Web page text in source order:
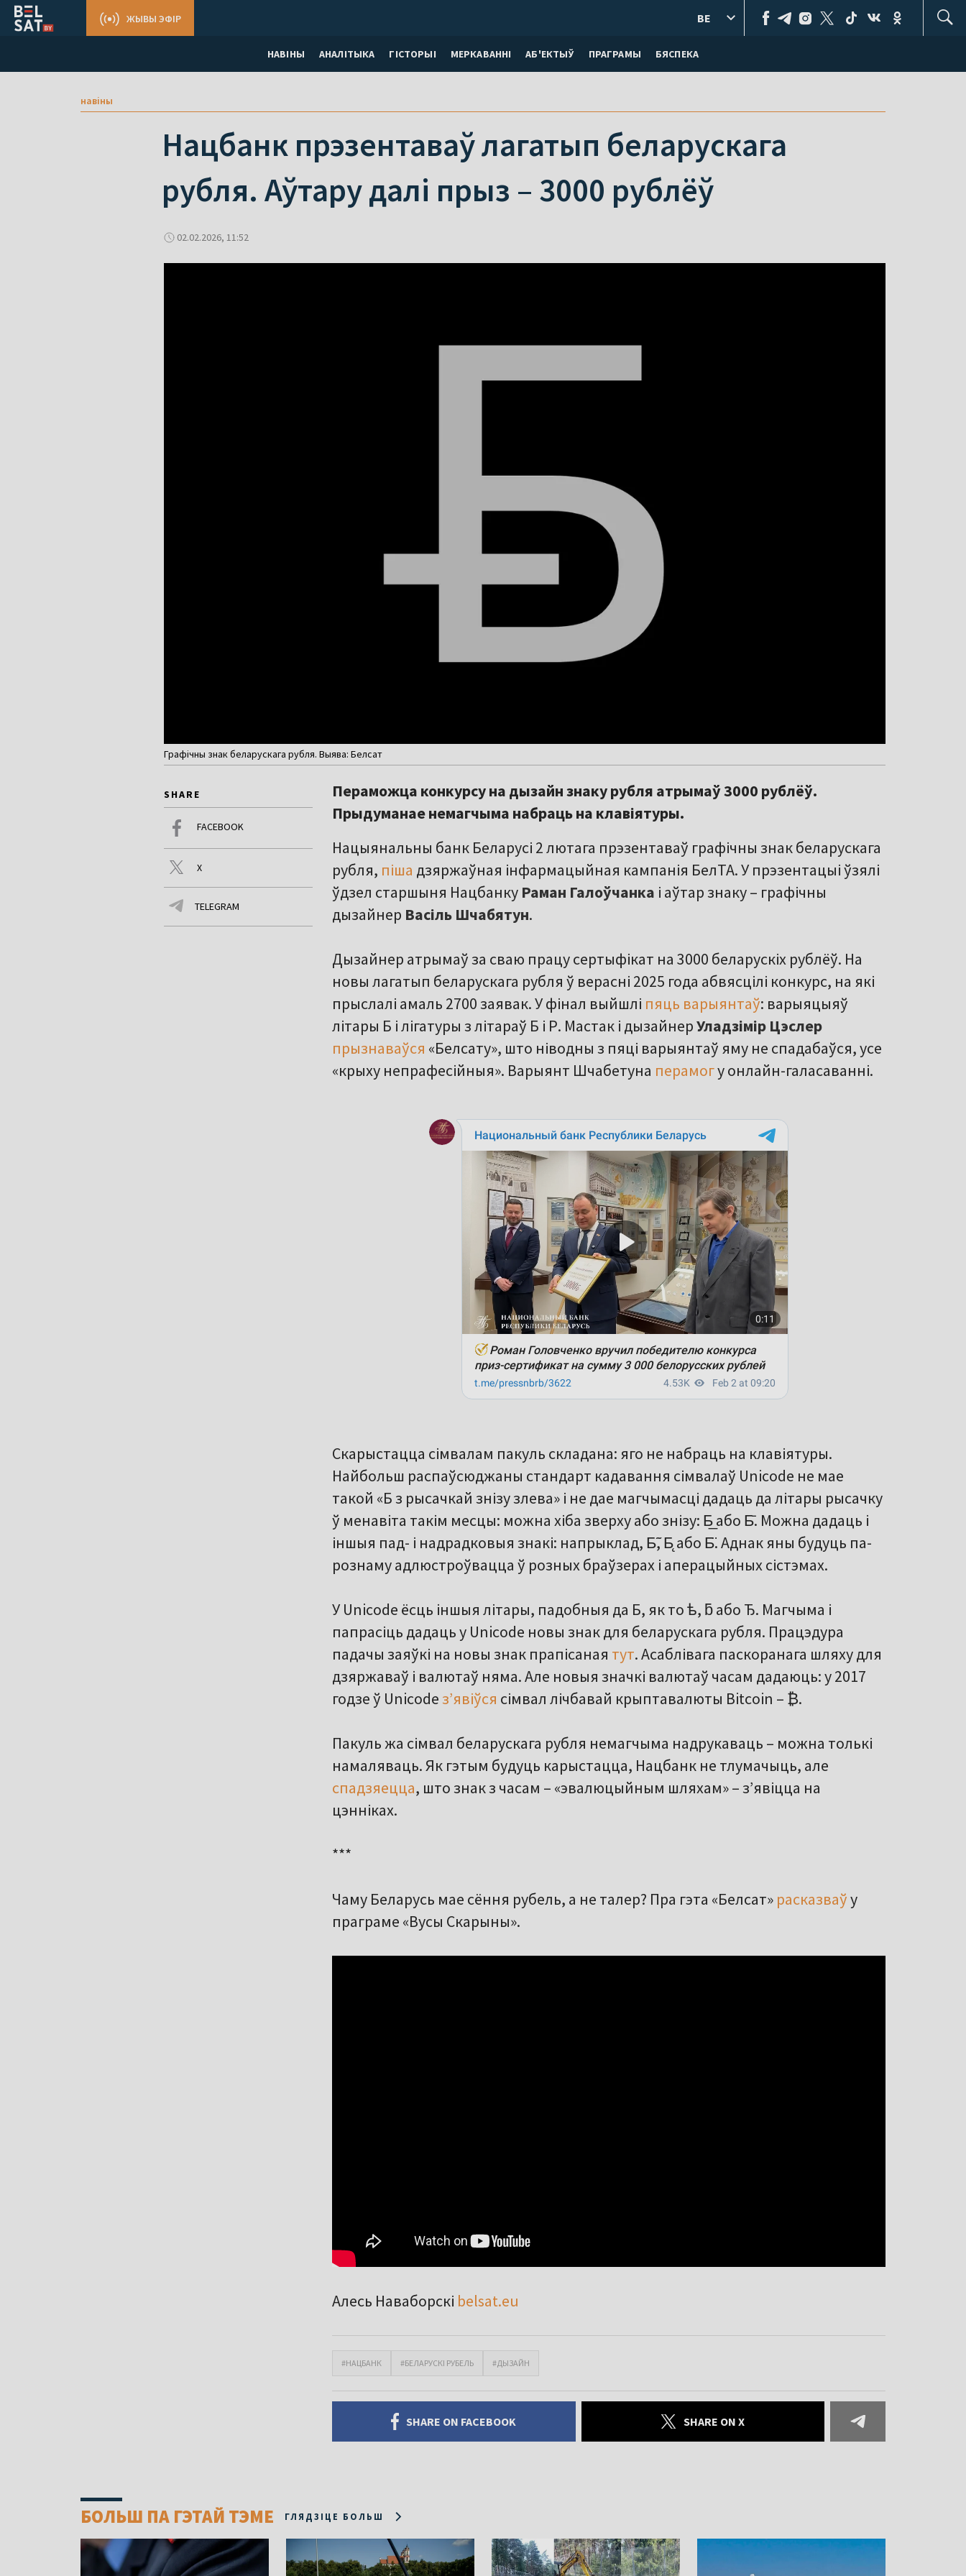
НАВІНЫ АНАЛІТЫКА ГІСТОРЫІ МЕРКАВАННI АБ'ЕКТЫЎ ПРАГРАМЫ БЯСПЕКА
ЖЫВЫ ЭФІР BE
навіны
Нацбанк прэзентаваў лагатып беларускага
рубля. Аўтару далі прыз – 3000 рублёў
02.02.2026, 11:52
Графічны знак беларускага рубля. Выява: Белсат
SHARE
FACEBOOK
X
TELEGRAM
Пераможца конкурсу на дызайн знаку рубля атрымаў 3000 рублёў.
Прыдуманае немагчыма набраць на клавіятуры.
Нацыянальны банк Беларусі 2 лютага прэзентаваў графічны знак беларускага
рубля, піша дзяржаўная інфармацыйная кампанія БелТА. У прэзентацыі ўзялі
ўдзел старшыня Нацбанку Раман Галоўчанка і аўтар знаку – графічны
дызайнер Васіль Шчабятун.
Дызайнер атрымаў за сваю працу сертыфікат на 3000 беларускіх рублёў. На
новы лагатып беларускага рубля ў верасні 2025 года абвясцілі конкурс, на які
прыслалі амаль 2700 заявак. У фінал выйшлі пяць варыянтаў: варыяцыяў
літары Б і лігатуры з літараў Б і Р. Мастак і дызайнерУладзімір Цэслер
прызнаваўся «Белсату», што ніводны з пяці варыянтаў яму не спадабаўся, усе
«крыху непрафесійныя». Варыянт Шчабетуна перамогу онлайн-галасаванні.
Скарыстацца сімвалам пакуль складана: яго не набраць на клавіятуры.
Найбольш распаўсюджаны стандарт кадавання сімвалаў Unicode не мае
такой «Б з рысачкай знізу злева» і не дае магчымасці дадаць да літары рысачку
ў менавіта такім месцы: можна хіба зверху або знізу: Б̲ або Б̄. Можна дадаць і
іншыя пад- і надрадковыя знакі: напрыклад, Б̃, Б̨ або Б̈. Аднак яны будуць па-
рознаму адлюстроўвацца ў розных браўзерах і аперацыйных сістэмах.
У Unicode ёсць іншыя літары, падобныя да Б, як то ᲇ, ƃ або Ђ. Магчыма і
папрасіць дадаць у Unicode новы знак для беларускага рубля. Працэдура
падачы заяўкі на новы знак прапісаная тут. Асаблівага паскоранага шляху для
дзяржаваў і валютаў няма. Але новыя значкі валютаў часам дадаюць: у 2017
годзе ў Unicode з’явіўся сімвал лічбавай крыптавалюты Bitcoin – ₿.
Пакуль жа сімвал беларускага рубля немагчыма надрукаваць – можна толькі
намаляваць. Як гэтым будуць карыстацца, Нацбанк не тлумачыць, але
спадзяецца, што знак з часам – «эвалюцыйным шляхам» – з’явіцца на
цэнніках.
***
Чаму Беларусь мае сёння рубель, а не талер? Пра гэта «Белсат» расказваўу
праграме «Вусы Скарыны».
Алесь Наваборскі belsat.eu
#НАЦБАНК #БЕЛАРУСКІ РУБЕЛЬ #ДЫЗАЙН
SHARE ON FACEBOOK SHARE ON X
БОЛЬШ ПА ГЭТАЙ ТЭМЕ ГЛЯДЗІЦЕ БОЛЬШ